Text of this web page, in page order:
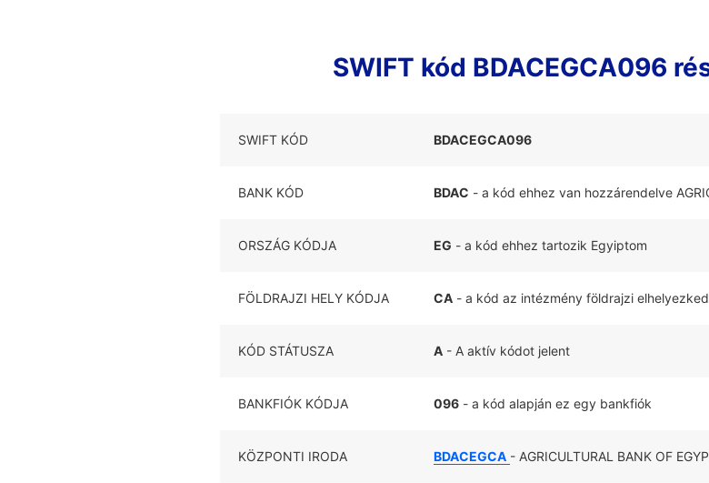
SWIFT kód BDACEGCA096
SWIFT KÓD BDACEGCA096
BANK KÓD BDAC - a kód ehhez van hozzárendelve
ORSZÁG KÓDJA EG - a kód ehhez tartozik Egyiptom
FÖLDRAJZI HELY KÓDJA CA - a kód az intézmény földrajzi
KÓD STÁTUSZA A - A aktív kódot jelent
BANKFIÓK KÓDJA 096 - a kód alapján ez egy bankfiók
KÖZPONTI IRODA BDACEGCA - AGRICULTURAL BANK OF